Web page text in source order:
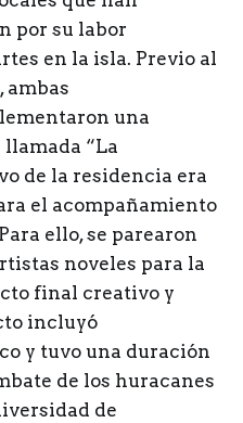
por su labor
en la isla. Previo al
ambas
una
“La
de la residencia era
el acompañamiento
ello, se parearon
noveles para la
final creativo y
incluyó
y tuvo una duración
de los huracanes
de